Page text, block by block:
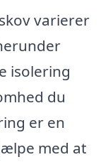
varierer
isolering
du
er en
med at